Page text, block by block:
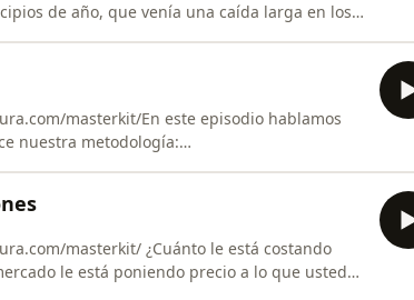
de año, que venía una caída larga en los
masterkit/En este episodio hablamos
nuestra metodología:
masterkit/ ¿Cuánto le está costando
le está poniendo precio a lo que usted